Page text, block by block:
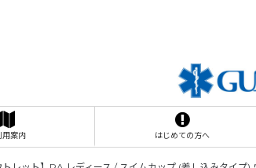
用案内 はじめての方へ